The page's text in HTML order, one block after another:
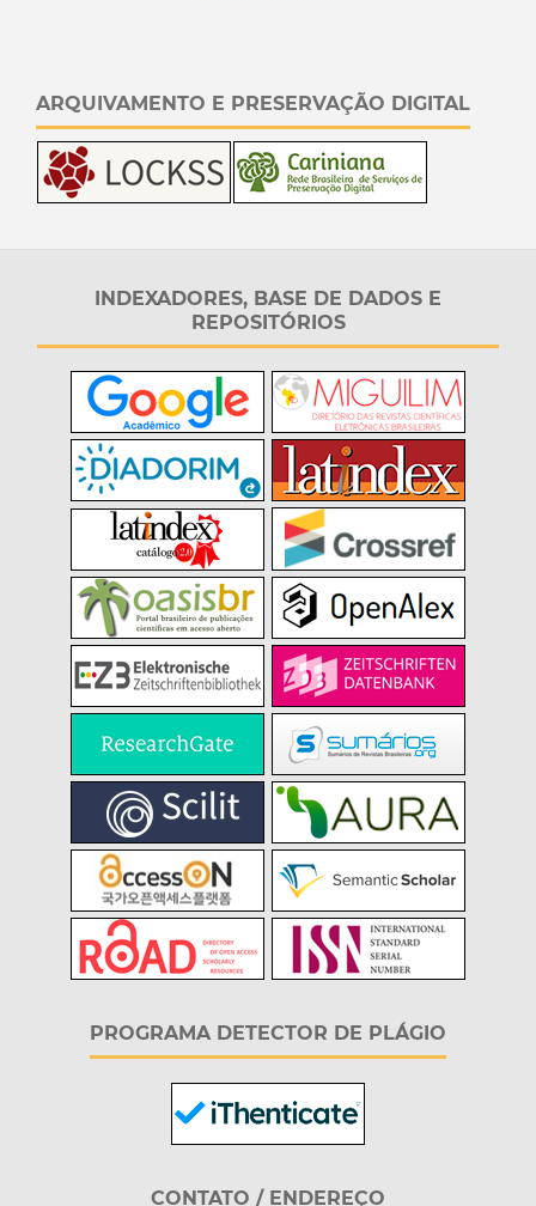
ARQUIVAMENTO E PRESERVAÇÃO DIGITAL
INDEXADORES, BASE DE DADOS E
REPOSITÓRIOS
PROGRAMA DETECTOR DE PLÁGIO
CONTATO / ENDEREÇO